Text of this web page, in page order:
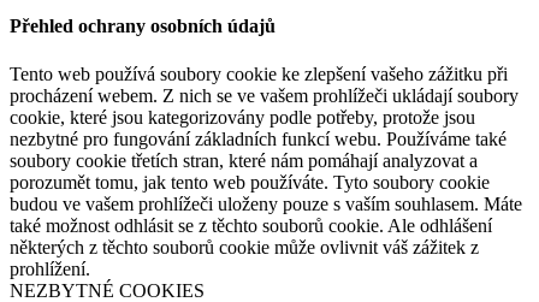
Přehled ochrany osobních údajů
Tento web používá soubory cookie ke zlepšení vašeho zážitku při
procházení webem. Z nich se ve vašem prohlížeči ukládají soubory
cookie, které jsou kategorizovány podle potřeby, protože jsou
nezbytné pro fungování základních funkcí webu. Používáme také
soubory cookie třetích stran, které nám pomáhají analyzovat a
porozumět tomu, jak tento web používáte. Tyto soubory cookie
budou ve vašem prohlížeči uloženy pouze s vaším souhlasem. Máte
také možnost odhlásit se z těchto souborů cookie. Ale odhlášení
některých z těchto souborů cookie může ovlivnit váš zážitek z
prohlížení.
NEZBYTNÉ COOKIES